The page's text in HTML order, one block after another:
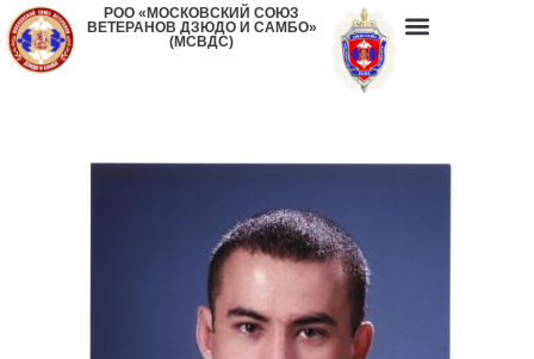
РОО «МОСКОВСКИЙ СОЮЗ
ВЕТЕРАНОВ ДЗЮДО И САМБО»
(МСВДС)